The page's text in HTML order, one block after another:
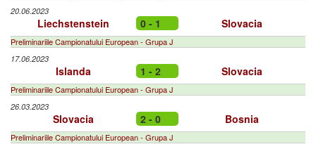
20.06.2023
Liechstenstein 0 - 1 Slovacia
Preliminariile Campionatului European - Grupa J
17.06.2023
Islanda 1 - 2 Slovacia
Preliminariile Campionatului European - Grupa J
26.03.2023
Slovacia 2 - 0 Bosnia
Preliminariile Campionatului European - Grupa J